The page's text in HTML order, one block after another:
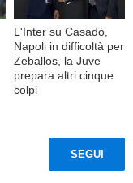
L'Inter su Casadó,
Napoli in difficoltà per
Zeballos, la Juve
prepara altri cinque
colpi
SEGUI